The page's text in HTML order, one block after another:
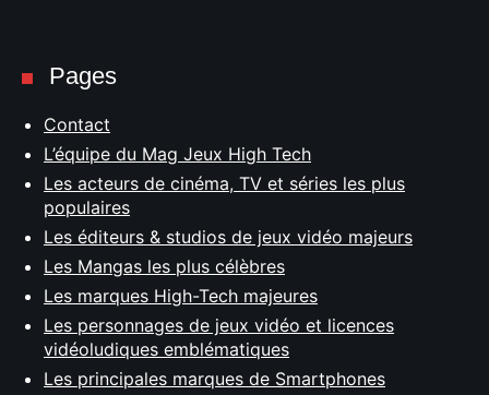
Pages
Contact
L’équipe du Mag Jeux High Tech
Les acteurs de cinéma, TV et séries les plus
populaires
Les éditeurs & studios de jeux vidéo majeurs
Les Mangas les plus célèbres
Les marques High-Tech majeures
Les personnages de jeux vidéo et licences
vidéoludiques emblématiques
Les principales marques de Smartphones